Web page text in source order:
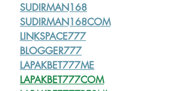
SUDIRMAN168
SUDIRMAN168COM
LINKSPACE777
BLOGGER777
LAPAKBET777ME
LAPAKBET777COM